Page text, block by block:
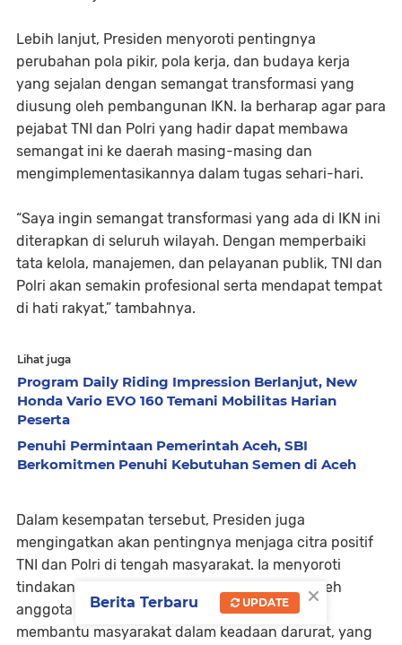
Lebih lanjut, Presiden menyoroti pentingnya
perubahan pola pikir, pola kerja, dan budaya kerja
yang sejalan dengan semangat transformasi yang
diusung oleh pembangunan IKN. Ia berharap agar para
pejabat TNI dan Polri yang hadir dapat membawa
semangat ini ke daerah masing-masing dan
mengimplementasikannya dalam tugas sehari-hari.
“Saya ingin semangat transformasi yang ada di IKN ini
diterapkan di seluruh wilayah. Dengan memperbaiki
tata kelola, manajemen, dan pelayanan publik, TNI dan
Polri akan semakin profesional serta mendapat tempat
di hati rakyat,” tambahnya.
Lihat juga
Program Daily Riding Impression Berlanjut, New
Honda Vario EVO 160 Temani Mobilitas Harian
Peserta
Penuhi Permintaan Pemerintah Aceh, SBI
Berkomitmen Penuhi Kebutuhan Semen di Aceh
Dalam kesempatan tersebut, Presiden juga
mengingatkan akan pentingnya menjaga citra positif
TNI dan Polri di tengah masyarakat. Ia menyoroti
tindakan-tindakan humanis yang dilakukan oleh
anggota TNI-Polri di berbagai daerah, seperti
membantu masyarakat dalam keadaan darurat, yang
×
Berita Terbaru UPDATE